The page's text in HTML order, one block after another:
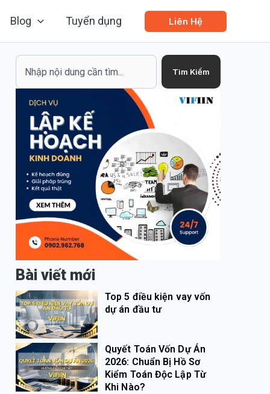
Blog Tuyển dụng Liên Hệ
Tìm Kiếm
Bài viết mới
Top 5 điều kiện vay vốn
dự án đầu tư
Quyết Toán Vốn Dự Án
2026: Chuẩn Bị Hồ Sơ
Kiểm Toán Độc Lập Từ
Khi Nào?